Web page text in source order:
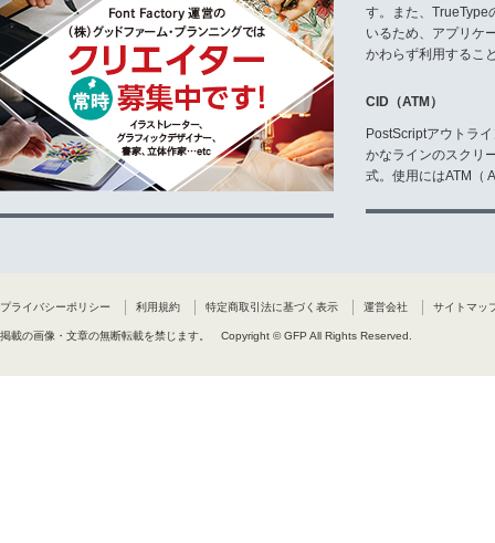
す。また、TrueType
いるため、アプリケ
かわらず利用するこ
CID（ATM）
PostScriptアウトラ
かなラインのスクリ
式。使用にはATM（
プライバシーポリシー 利用規約 特定商取引法に基づく表示 運営会社 サイトマッ
掲載の画像・文章の無断転載を禁じます。 Copyright © GFP All Rights Reserved.